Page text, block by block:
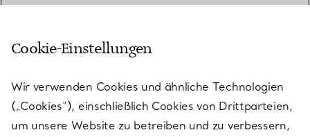
KUNDENSERVICE
SERVICES
Cookie-Einstellungen
Wir verwenden Cookies und ähnliche Technologien
(„Cookies“), einschließlich Cookies von Drittparteien,
um unsere Website zu betreiben und zu verbessern,